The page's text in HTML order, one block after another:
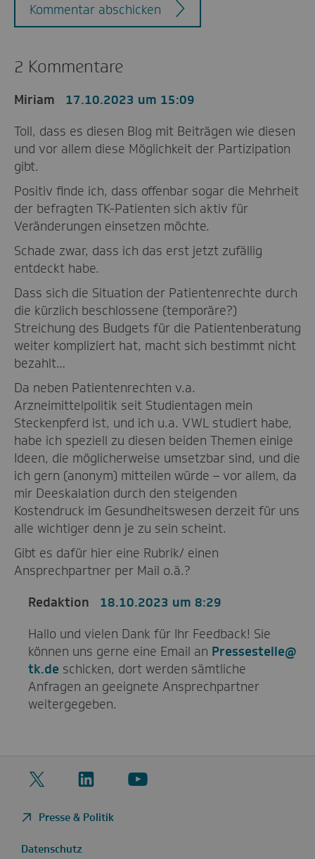
Kommentar abschicken
2 Kommentare
Miriam
17.10.2023 um 15:09
Toll, dass es diesen Blog mit Beiträgen wie diesen
und vor allem diese Möglichkeit der Partizipation
gibt.
Positiv finde ich, dass offenbar sogar die Mehrheit
der befragten TK-Patienten sich aktiv für
Veränderungen einsetzen möchte.
Schade zwar, dass ich das erst jetzt zufällig
entdeckt habe.
Dass sich die Situation der Patientenrechte durch
die kürzlich beschlossene (temporäre?)
Streichung des Budgets für die Patientenberatung
weiter kompliziert hat, macht sich bestimmt nicht
bezahlt…
Da neben Patientenrechten v.a.
Arzneimittelpolitik seit Studientagen mein
Steckenpferd ist, und ich u.a. VWL studiert habe,
habe ich speziell zu diesen beiden Themen einige
Ideen, die möglicherweise umsetzbar sind, und die
ich gern (anonym) mitteilen würde – vor allem, da
mir Deeskalation durch den steigenden
Kostendruck im Gesundheitswesen derzeit für uns
alle wichtiger denn je zu sein scheint.
Gibt es dafür hier eine Rubrik/ einen
Ansprechpartner per Mail o.ä.?
Redaktion
18.10.2023 um 8:29
Hallo und vielen Dank für Ihr Feedback! Sie
können uns gerne eine Email an Pressestelle@
tk.de schicken, dort werden sämtliche
Anfragen an geeignete Ansprechpartner
weitergegeben.
Twitter
LinkedIn
YouTube
Presse & Politik
Datenschutz